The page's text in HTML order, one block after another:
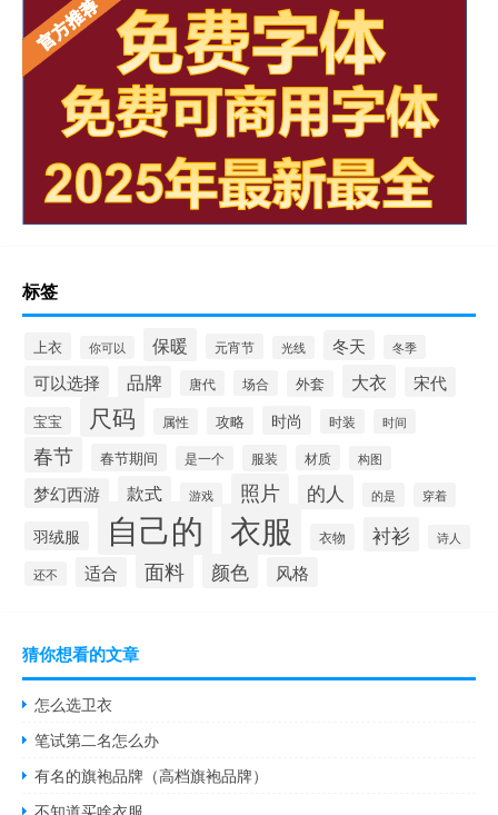
标签
上衣 你可以 保暖 元宵节 光线 冬天 冬季
可以选择 品牌 唐代 场合 外套 大衣 宋代
宝宝 尺码 属性 攻略 时尚 时装 时间
春节 春节期间 是一个 服装 材质 构图
梦幻西游 款式 游戏 照片 的人 的是 穿着
羽绒服 自己的 衣服 衣物 衬衫 诗人
还不 适合 面料 颜色 风格
猜你想看的文章
怎么选卫衣
笔试第二名怎么办
有名的旗袍品牌（高档旗袍品牌）